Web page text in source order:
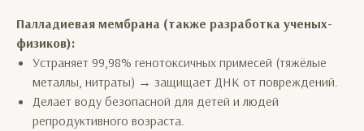
Палладиевая мембрана (также разработка ученых-
физиков):
Устраняет 99,98% генотоксичных примесей (тяжёлые
металлы, нитраты) → защищает ДНК от повреждений.
Делает воду безопасной для детей и людей
репродуктивного возраста.